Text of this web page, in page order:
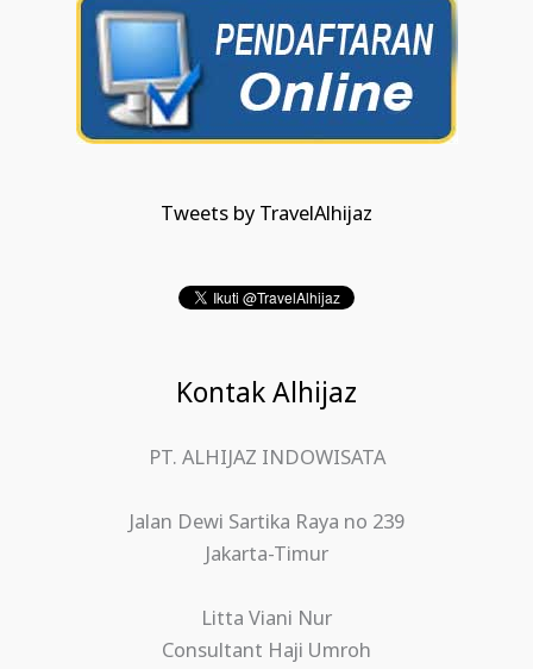
Tweets by TravelAlhijaz
Kontak Alhijaz
PT. ALHIJAZ INDOWISATA
Jalan Dewi Sartika Raya no 239
Jakarta-Timur
Litta Viani Nur
Consultant Haji Umroh